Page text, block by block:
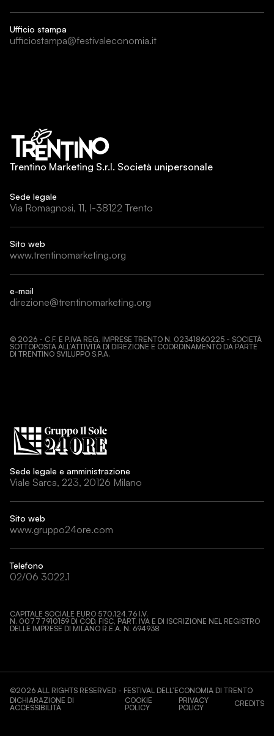
Ufficio stampa
ufficiostampa@festivaleconomia.it
Trentino Marketing S.r.l. Società unipersonale
Sede legale
Via Romagnosi, 11, I-38122 Trento
Sito web
www.trentinomarketing.org
e-mail
direzione@trentinomarketing.org
© 2026 - C.F. E P.IVA REG. IMPRESE TRENTO N. 02341860225 - SOCIETÀ
SOTTOPOSTA ALL’ATTIVITÀ DI DIREZIONE E COORDINAMENTO DA PARTE
DI TRENTINO SVILUPPO S.P.A.
Sede legale e amministrazione
Viale Sarca, 223, 20126 Milano
Sito web
www.gruppo24ore.com
Telefono
02/06 3022.1
CAPITALE SOCIALE EURO 570.124,76 I.V.
N. 00777910159 DI COD. FISC, PART. IVA E DI ISCRIZIONE NEL REGISTRO
DELLE IMPRESE DI MILANO R.E.A. N. 694938
©2026 ALL RIGHTS RESERVED - FESTIVAL DELL’ECONOMIA DI TRENTO
DICHIARAZIONE DI
ACCESSIBILITÀ
COOKIE
POLICY
PRIVACY
POLICY
CREDITS